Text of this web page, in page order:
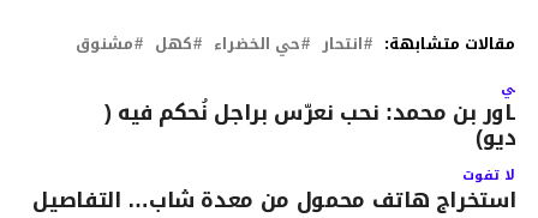
مقالات متشابهة: انتحار حي الخضراء كهل مشنوق
بن محمد: نحب نعرّس براجل نُحكم فيه (
لا تفوت
استخراج هاتف محمول من معدة شاب… التفاصيل